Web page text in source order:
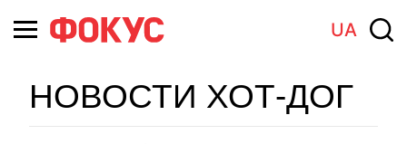
UA
НОВОСТИ ХОТ-ДОГ